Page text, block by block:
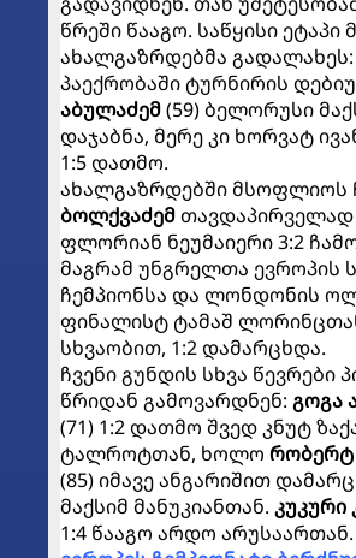
წრეში წააგო. საწყისი
ახალგაზრდებმა
პაექრობაში ტურნირის
აბულაძემ(59) ბელორუსი
დაჯაბნა, მერე კი ხორვატ
1:5 დათმო.
ახალგაზრდებში მსოფლიოს
ბოლქვაძემ
ფლორიან ნეუმაიერი 3:2
მაგრამ უნგრელთა ევროპის
ჩემპიონსა და ლონდონის
ფინალისტ ტამაშ
სხვაობით, 1:2 დამარცხდა.
ჩვენი გუნდის სხვა წევრები
წრიდან გამოვარდნენ: გოგა
(71) 1:2 დათმო შვედ კნუტ
ტალროტთან, ხოლო რობერტ
(85) იმავე ანგარიშით
მაქსიმ მანუკიანთან. კუკური
1:4 წააგო არდო არუსაართან.